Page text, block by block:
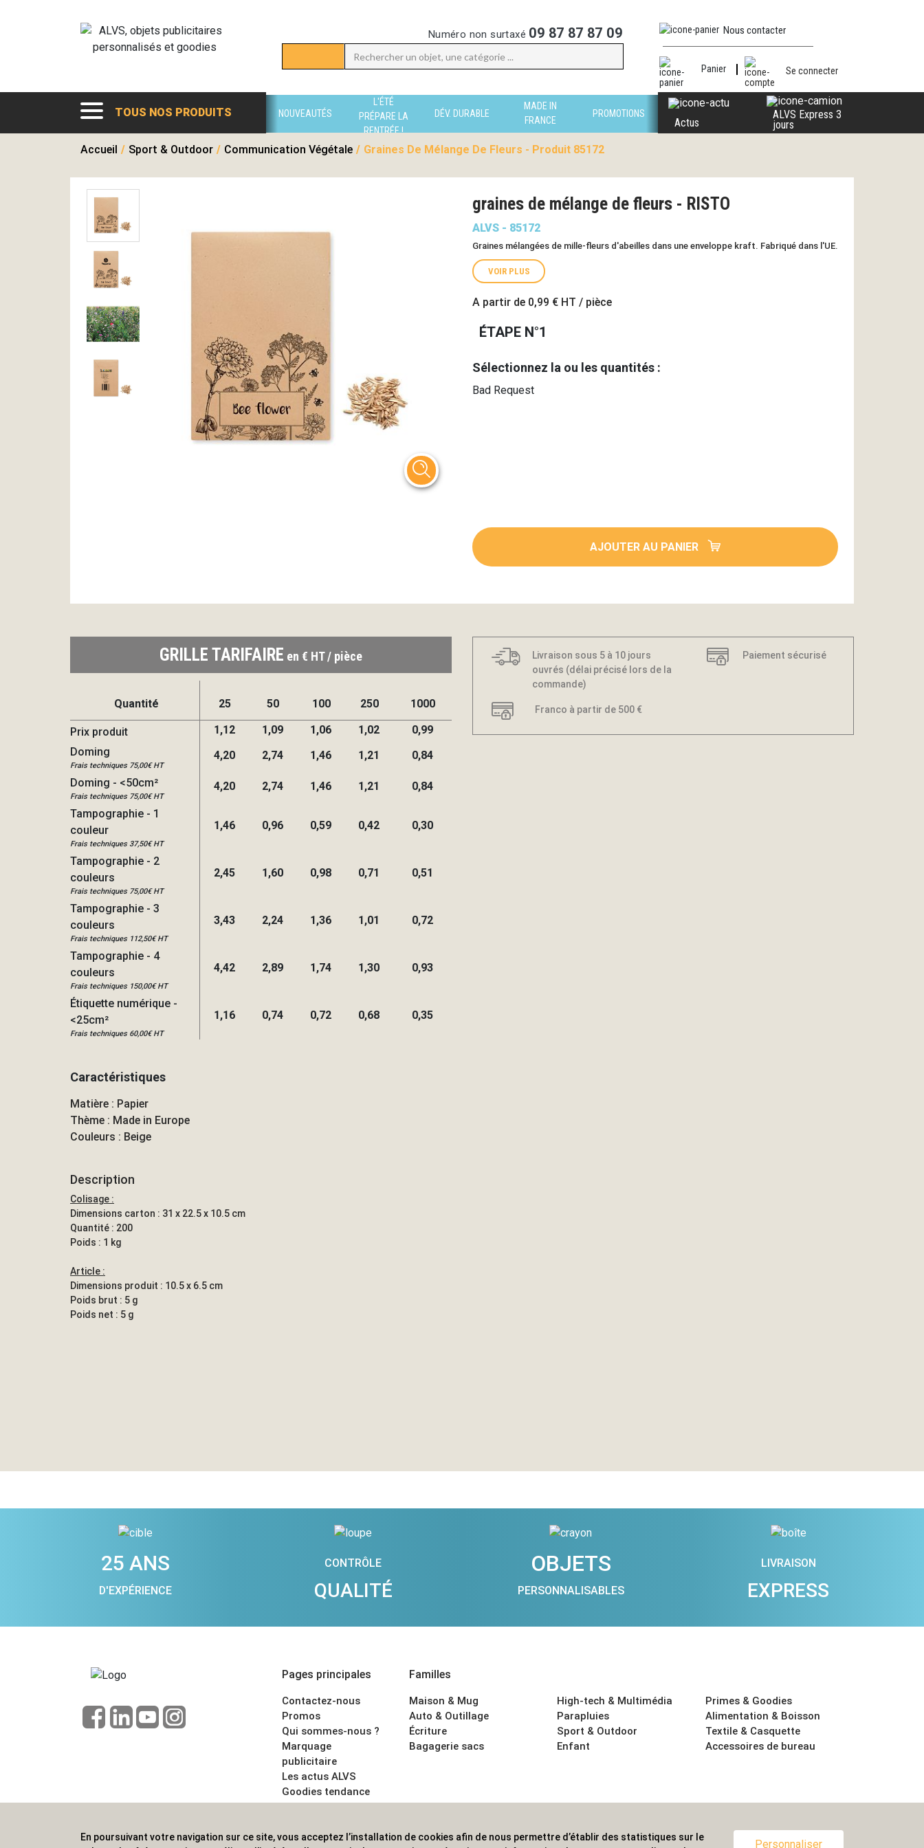
Numéro non surtaxé 09 87 87 87 09 Nous contacter
Panier Se connecter
TOUS NOS PRODUITS NOUVEAUTÉS
L'ÉTÉ
PRÉPARE LA
RENTRÉE !
DÉV. DURABLE
MADE IN
FRANCE
PROMOTIONS
Actus
ALVS Express 3
jours
Accueil / Sport & Outdoor / Communication Végétale / Graines De Mélange De Fleurs - Produit 85172
graines de mélange de fleurs - RISTO
ALVS - 85172
Graines mélangées de mille-fleurs d'abeilles dans une enveloppe kraft. Fabriqué dans l'UE.
VOIR PLUS
A partir de 0,99 € HT / pièce
ÉTAPE N°1
Sélectionnez la ou les quantités :
Bad Request
AJOUTER AU PANIER
GRILLE TARIFAIRE en € HT / pièce
Quantité 25 50 100 250 1000
Prix produit 1,12 1,09 1,06 1,02
0,99
Doming
Frais techniques 75,00€ HT
4,20 2,74 1,46 1,21 0,84
Doming - <50cm²
Frais techniques 75,00€ HT
4,20 2,74 1,46 1,21 0,84
Tampographie - 1
couleur
Frais techniques 37,50€ HT
1,46 0,96 0,59 0,42 0,30
Tampographie - 2
couleurs
Frais techniques 75,00€ HT
2,45 1,60 0,98 0,71 0,51
Tampographie - 3
couleurs
Frais techniques 112,50€ HT
3,43 2,24 1,36 1,01 0,72
Tampographie - 4
couleurs
Frais techniques 150,00€ HT
4,42 2,89 1,74 1,30 0,93
Étiquette numérique -
<25cm²
Frais techniques 60,00€ HT
1,16 0,74 0,72 0,68 0,35
Caractéristiques
Matière : Papier
Thème : Made in Europe
Couleurs : Beige
Description
Colisage :
Dimensions carton : 31 x 22.5 x 10.5 cm
Quantité : 200
Poids : 1 kg
Article :
Dimensions produit : 10.5 x 6.5 cm
Poids brut : 5 g
Poids net : 5 g
Livraison sous 5 à 10 jours
ouvrés (délai précisé lors de la
commande)
Paiement sécurisé
Franco à partir de 500 €
25 ANS
D'EXPÉRIENCE
CONTRÔLE
QUALITÉ
OBJETS
PERSONNALISABLES
LIVRAISON
EXPRESS
Pages principales
Contactez-nous
Promos
Qui sommes-nous ?
Marquage
publicitaire
Les actus ALVS
Goodies tendance
CGV
Familles
Maison & Mug
Auto & Outillage
Écriture
Bagagerie sacs
High-tech & Multimédia
Parapluies
Sport & Outdoor
Enfant
Primes & Goodies
Alimentation & Boisson
Textile & Casquette
Accessoires de bureau
ALVS, fournisseur d'objets publicitaires, pour les professionnels. Une implantation nationale, une couverture internationale.
En poursuivant votre navigation sur ce site, vous acceptez l’installation de cookies afin de nous permettre d’établir des statistiques sur le
Personnaliser